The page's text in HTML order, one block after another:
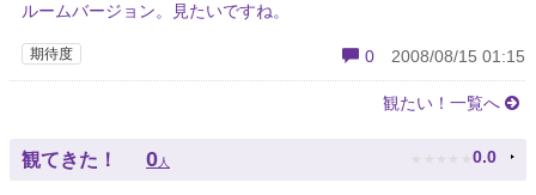
ルームバージョン。見たいですね。
期待度 0 2008/08/15 01:15
観たい！一覧へ
観てきた！ 0 人 ★ ★ ★ ★ ★ 0.0